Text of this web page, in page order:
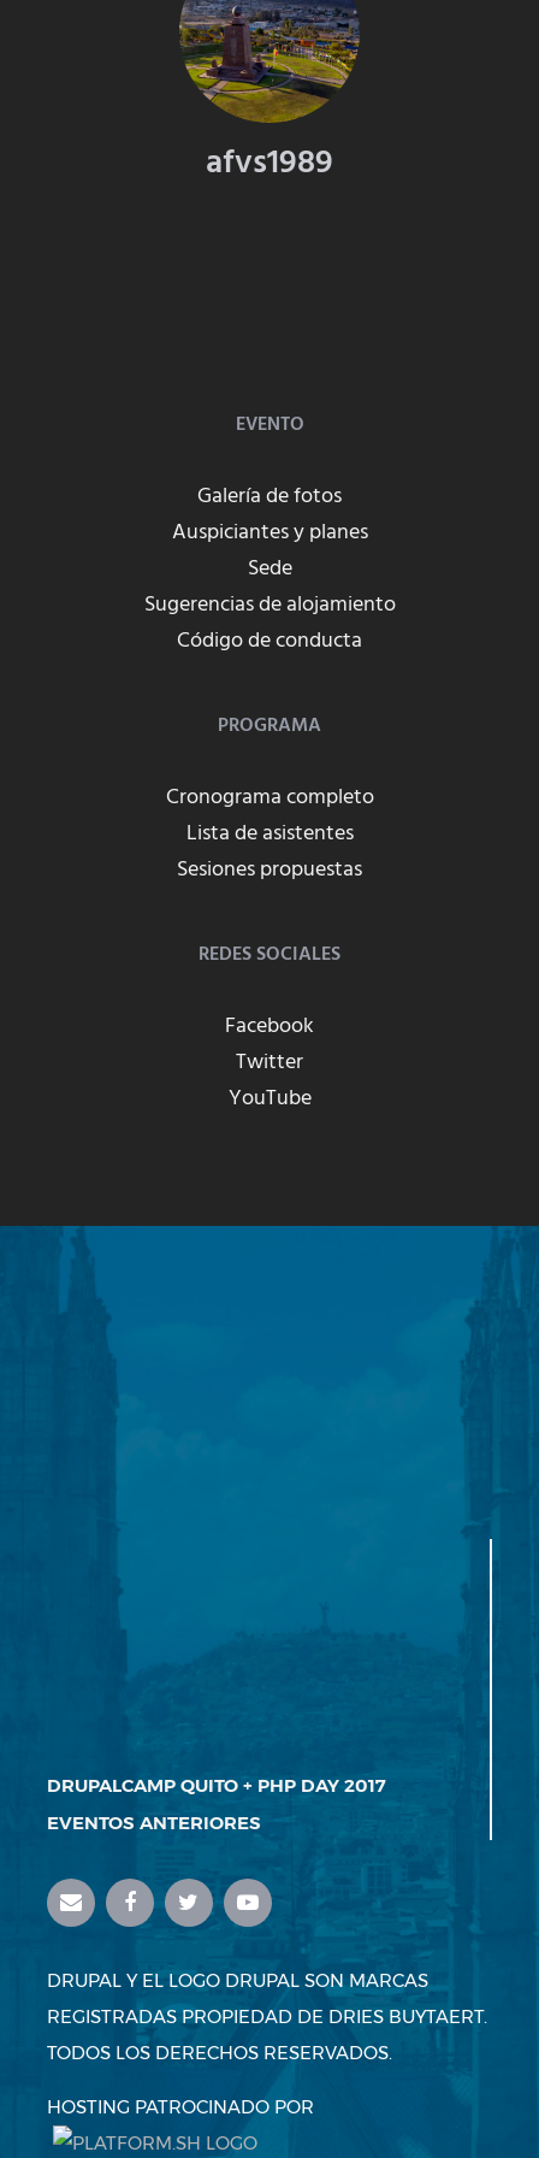
afvs1989
EVENTO
Galería de fotos
Auspiciantes y planes
Sede
Sugerencias de alojamiento
Código de conducta
PROGRAMA
Cronograma completo
Lista de asistentes
Sesiones propuestas
REDES SOCIALES
Facebook
Twitter
YouTube
DRUPALCAMP QUITO + PHP DAY 2017
EVENTOS ANTERIORES
DRUPAL Y EL LOGO DRUPAL SON MARCAS
REGISTRADAS PROPIEDAD DE DRIES BUYTAERT.
TODOS LOS DERECHOS RESERVADOS.
HOSTING PATROCINADO POR